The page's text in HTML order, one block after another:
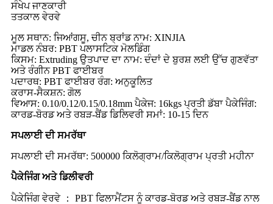
ਸੰਖੇਪ ਜਾਣਕਾਰੀ
ਤਤਕਾਲ ਵੇਰਵੇ
ਮੂਲ ਸਥਾਨ: ਜਿਆਂਗਸੂ, ਚੀਨ ਬ੍ਰਾਂਡ ਨਾਮ: XINJIA
ਮਾਡਲ ਨੰਬਰ: PBT ਪਲਾਸਟਿਕ ਮੋਲਡਿੰਗ
ਕਿਸਮ: Extruding ਉਤਪਾਦ ਦਾ ਨਾਮ: ਦੰਦਾਂ ਦੇ ਬੁਰਸ਼ ਲਈ ਉੱਚ ਗੁਣਵੱਤਾ
ਅਤੇ ਰੰਗੀਨ PBT ਫਾਈਬਰ
ਪਦਾਰਥ: PBT ਫਾਈਬਰ ਰੰਗ: ਅਨੁਕੂਲਿਤ
ਕਰਾਸ-ਸੈਕਸ਼ਨ: ਗੋਲ
ਵਿਆਸ: 0.10/0.12/0.15/0.18mm ਪੈਕੇਜ: 16kgs ਪ੍ਰਤੀ ਡੱਬਾ ਪੈਕੇਜਿੰਗ:
ਕਾਰਡ-ਬੋਰਡ ਅਤੇ ਰਬੜ-ਬੈਂਡ ਡਿਲਿਵਰੀ ਸਮਾਂ: 10-15 ਦਿਨ
ਸਪਲਾਈ ਦੀ ਸਮਰੱਥਾ
ਸਪਲਾਈ ਦੀ ਸਮਰੱਥਾ: 500000 ਕਿਲੋਗ੍ਰਾਮ/ਕਿਲੋਗ੍ਰਾਮ ਪ੍ਰਤੀ ਮਹੀਨਾ
ਪੈਕੇਜਿੰਗ ਅਤੇ ਡਿਲੀਵਰੀ
ਪੈਕੇਜਿੰਗ ਵੇਰਵੇ ： PBT ਫਿਲਾਮੈਂਟਸ ਨੂੰ ਕਾਰਡ-ਬੋਰਡ ਅਤੇ ਰਬੜ-ਬੈਂਡ ਨਾਲ